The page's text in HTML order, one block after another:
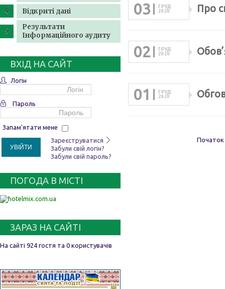
Відкриті дані
Результати
Інформаційного аудиту
ВХІД НА САЙТ
Логін
Пароль
Запам'ятати мене
УВІЙТИ
Зареєструватися
Забули свій логін?
Забули свій пароль?
ПОГОДА В МІСТІ
ЗАРАЗ НА САЙТІ
На сайті 924 гостя та 0 користувачів
03
ГРУД.
2020
Про
02
ГРУД.
2020
01
ГРУД.
2020
Початок